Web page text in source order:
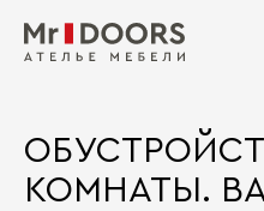
КОМНАТЫ.